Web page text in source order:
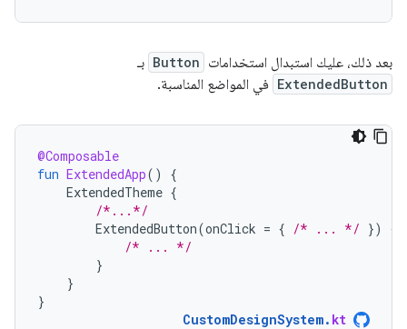
بعد ذلك، عليك استبدال استخدامات Button بـ
ExtendedButton في المواضع المناسبة.
@Composable
fun ExtendedApp()
{
ExtendedTheme {
/*...*/
ExtendedButton(onClick = { /* ... */ })
{
/* ... */
}
}
}
CustomDesignSystem. kt